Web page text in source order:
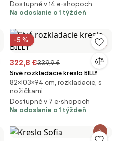
Dostupné v 14 e-shopoch
Na odoslanie o 1 týždeň
-5 %
322,8 €339,9 €
Sivé rozkladacie kreslo BILLY
82×103×94 cm, rozkladacie, s
nožičkami
Dostupné v 7 e-shopoch
Na odoslanie o 1 týždeň